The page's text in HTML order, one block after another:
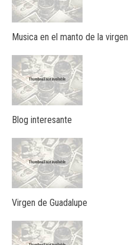
Musica en el manto de la virgen
Blog interesante
Virgen de Guadalupe